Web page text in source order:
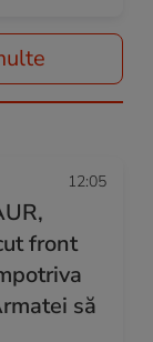
12:05
front
să